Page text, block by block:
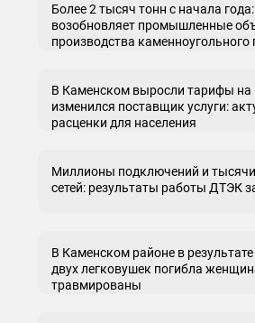
Более 2 тысяч тонн с начала
возобновляет промышленные
производства каменноугольного
В Каменском выросли тарифы на
изменился поставщик услуги:
расценки для населения
Миллионы подключений и
сетей: результаты работы ДТЭК
В Каменском районе в
двух легковушек погибла
травмированы